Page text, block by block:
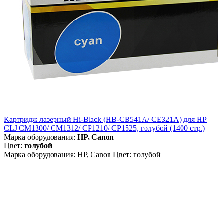
Картридж лазерный Hi-Black (HB-CB541A/ CE321A) для HP
CLJ CM1300/ CM1312/ CP1210/ CP1525, голубой (1400 стр.)
Марка оборудования: HP, Canon
Цвет: голубой
Марка оборудования: HP, Canon Цвет: голубой